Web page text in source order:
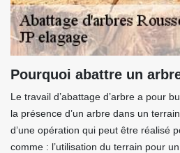
Pourquoi abattre un
Le travail d’abattage d’arbre a pour
la présence d’un arbre dans un
d’une opération qui peut être réalisé
comme : l’utilisation du terrain pour